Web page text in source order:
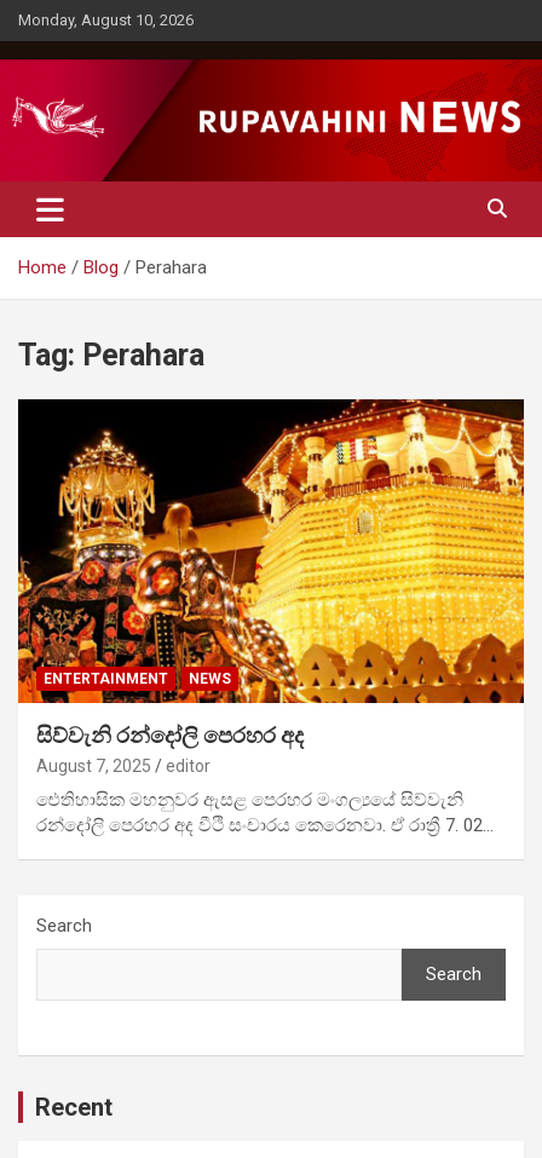
Skip
to
content
Monday, August 10, 2026
Rupavahini News
Home Blog Perahara
Tag: Perahara
ENTERTAINMENT NEWS
සිව්වැනි රන්දෝලි පෙරහර අද
August 7, 2025 editor
ඓතිහාසික මහනුවර ඇසළ පෙරහර මංගල්‍යයේ සිව්වැනි
රන්දෝලි පෙරහර අද වීථි සංචාරය කෙරෙනවා. ඒ රාත්‍රී 7. 02…
Search
Search
Recent